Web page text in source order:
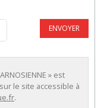
ENVOYER
» est
le site accessible à
.